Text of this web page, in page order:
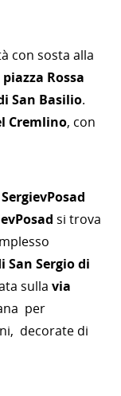
con sosta alla
piazza Rossa
San Basilio.
Cremlino, con
SergievPosad
si trova
San Sergio di
sulla via
per
decorate di